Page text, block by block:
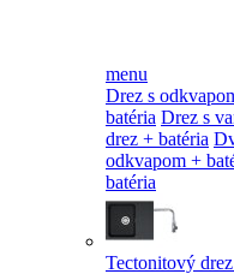
menu
Drez s
batéria Drez s
drez + batéria
odkvapom +
batéria
Tectonitový